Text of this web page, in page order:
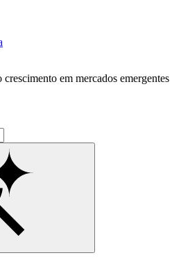
em mercados emergentes